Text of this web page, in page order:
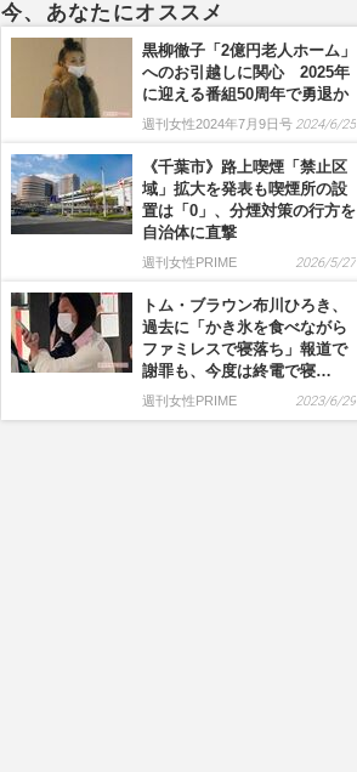
今、あなたにオススメ
黒柳徹子「2億円老人ホーム」
へのお引越しに関心 2025年
に迎える番組50周年で勇退か
週刊女性2024年7月9日号 2024/6/25
《千葉市》路上喫煙「禁止区
域」拡大を発表も喫煙所の設
置は「0」、分煙対策の行方を
自治体に直撃
週刊女性PRIME 2026/5/27
トム・ブラウン布川ひろき、
過去に「かき氷を食べながら
ファミレスで寝落ち」報道で
謝罪も、今度は終電で寝…
週刊女性PRIME 2023/6/29